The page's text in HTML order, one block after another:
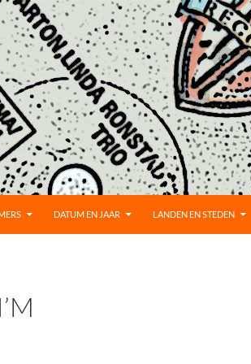
DATUM EN JAAR LANDEN EN STEDEN